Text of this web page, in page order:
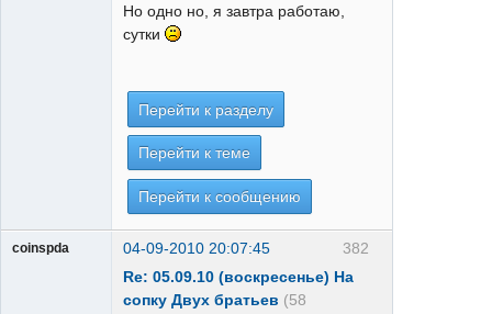
Но одно но, я завтра работаю,
сутки
Перейти к разделу
Перейти к теме
Перейти к сообщению
382
coinspda
04-09-2010 20:07:45
Re: 05.09.10 (воскресенье) На
сопку Двух братьев (58